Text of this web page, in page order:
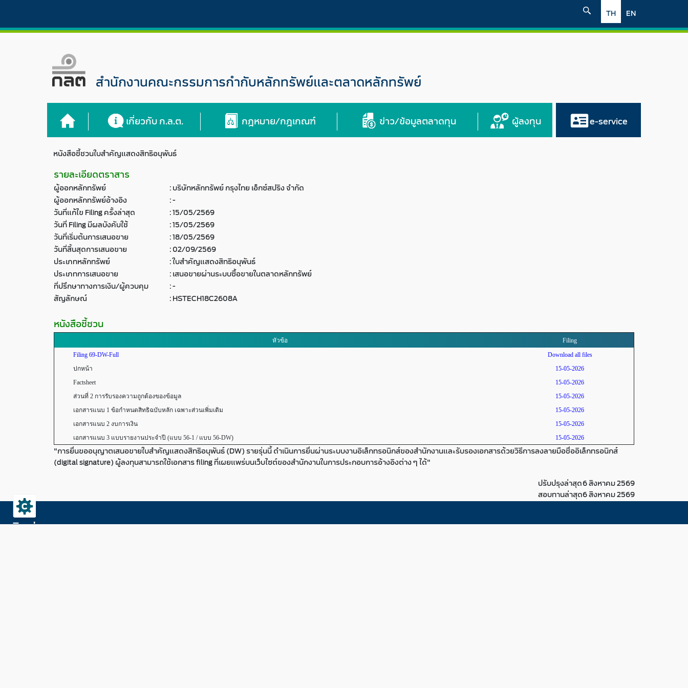
EN
TH
สำนักงานคณะกรรมการกำกับหลักทรัพย์และตลาดหลักทรัพย์
เกี่ยวกับ ก.ล.ต. กฎหมาย/กฎเกณฑ์ ข่าว/ข้อมูลตลาดทุน ผู้ลงทุน e-service
หนังสือชี้ชวนใบสำคัญแสดงสิทธิอนุพันธ์
รายละเอียดตราสาร
ผู้ออกหลักทรัพย์ :บริษัทหลักทรัพย์ กรุงไทย เอ็กซ์สปริง จำกัด
ผู้ออกหลักทรัพย์อ้างอิง
:-
วันที่แก้ไข Filing ครั้งล่าสุด
:15/05/2569
วันที่ Filing มีผลบังคับใช้
:15/05/2569
วันที่เริ่มต้นการเสนอขาย
:18/05/2569
วันที่สิ้นสุดการเสนอขาย
:02/09/2569
ประเภทหลักทรัพย์
:ใบสำคัญแสดงสิทธิอนุพันธ์
ประเภทการเสนอขาย
:เสนอขายผ่านระบบซื้อขายในตลาดหลักทรัพย์
ที่ปรึกษาทางการเงิน/ผู้ควบคุม
:-
สัญลักษณ์
:HSTECH18C2608A
หนังสือชี้ชวน
หัวข้อ
Filing
Filing 69-DW-Full
Download all files
ปกหน้า
15-05-2026
Factsheet
15-05-2026
ส่วนที่ 2 การรับรองความถูกต้องของข้อมูล
15-05-2026
เอกสารแนบ 1 ข้อกำหนดสิทธิฉบับหลัก เฉพาะส่วนเพิ่มเติม
15-05-2026
เอกสารแนบ 2 งบการเงิน
15-05-2026
เอกสารแนบ 3 แบบรายงานประจำปี (แบบ 56-1 / แบบ 56-DW)
15-05-2026
"การยื่นขออนุญาตเสนอขายใบสำคัญแสดงสิทธิอนุพันธ์ (DW) รายรุ่นนี้ ดำเนินการยื่นผ่านระบบงานอิเล็กทรอนิกส์ของสำนักงานและรับรองเอกสารด้วยวิธีการลงลายมือชื่ออิเล็กทรอนิกส์
(digital signature) ผู้ลงทุนสามารถใช้เอกสาร filing ที่เผยแพร่บนเว็บไซต์ของสำนักงานในการประกอบการอ้างอิงต่าง ๆ ได้"
ปรับปรุงล่าสุด6 สิงหาคม 2569
สอบทานล่าสุด6 สิงหาคม 2569
ติดต่อ ก.ล.ต.